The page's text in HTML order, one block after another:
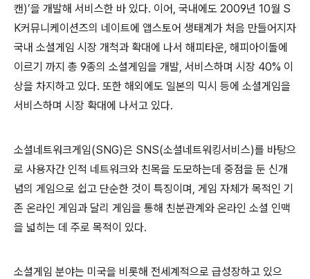
캔)’을 개발해 서비스한 바 있다. 이어, 국내에도 2009년 10월 S
K커뮤니케이션즈의 네이트에 앱스토어 생태계가 처음 만들어지자
국내 소셜게임 시장 개척과 확대에 나서 해피타운, 해피아이돌에
이르기 까지 총 9종의 소셜게임을 개발, 서비스하며 시장 40% 이
상을 차지하고 있다. 또한 해외에도 일본의 믹시 등에 소셜게임을
서비스하며 시장 확대에 나서고 있다.
소셜네트워크게임(SNG)은 SNS(소셜네트워킹서비스)를 바탕으
로 사용자간 인적 네트워크와 친목을 도모하는데 중점을 둔 신개
념의 게임으로 쉽고 단순한 것이 특징이며, 게임 자체가 목적인 기
존 온라인 게임과 달리 게임을 통해 친분관계와 온라인 소셜 인맥
을 넓히는 데 주로 목적이 있다.
소셜게임 분야는 미국을 비롯해 전세계적으로 급성장하고 있으